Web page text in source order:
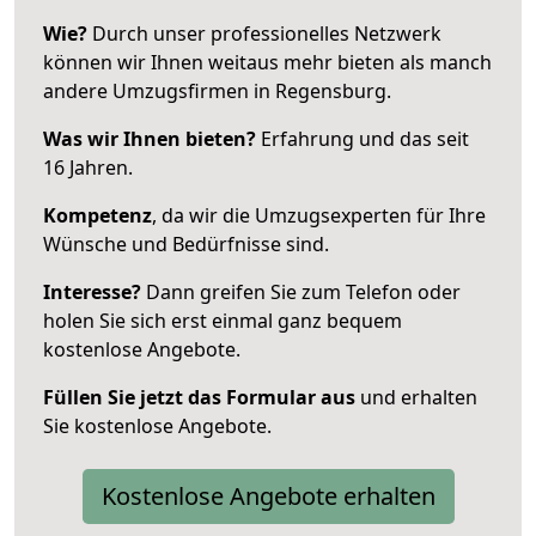
Wie? Durch unser professionelles Netzwerk
können wir Ihnen weitaus mehr bieten als manch
andere Umzugsfirmen in Regensburg.
Was wir Ihnen bieten? Erfahrung und das seit
16 Jahren.
Kompetenz, da wir die Umzugsexperten für Ihre
Wünsche und Bedürfnisse sind.
Interesse? Dann greifen Sie zum Telefon oder
holen Sie sich erst einmal ganz bequem
kostenlose Angebote.
Füllen Sie jetzt das Formular aus und erhalten
Sie kostenlose Angebote.
Kostenlose Angebote erhalten